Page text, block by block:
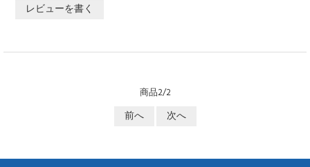
レビューを書く
商品2/2
前へ 次へ